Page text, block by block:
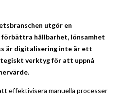
utgör en
hållbarhet, lönsamhet
är digitalisering inte är ett
verktyg för att uppnå
effektivisera manuella processer